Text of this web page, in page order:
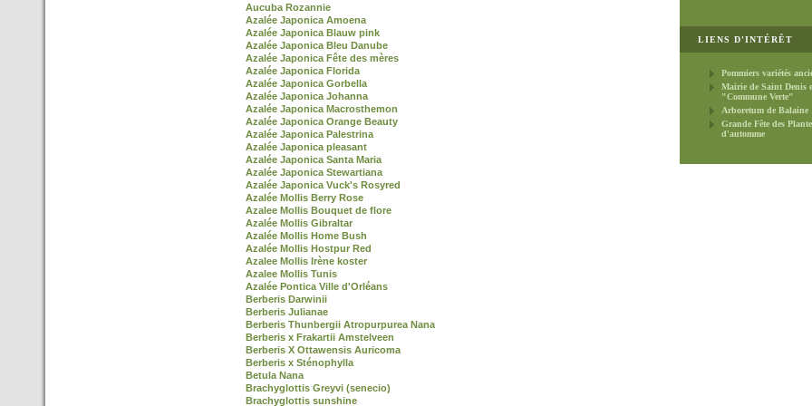
Aucuba Rozannie
Azalée Japonica Amoena
Azalée Japonica Blauw pink
Azalée Japonica Bleu Danube
Azalée Japonica Fête des mères
Azalée Japonica Florida
Azalée Japonica Gorbella
Azalée Japonica Johanna
Azalée Japonica Macrosthemon
Azalée Japonica Orange Beauty
Azalée Japonica Palestrina
Azalée Japonica pleasant
Azalée Japonica Santa Maria
Azalée Japonica Stewartiana
Azalée Japonica Vuck's Rosyred
Azalée Mollis Berry Rose
Azalee Mollis Bouquet de flore
Azalée Mollis Gibraltar
Azalée Mollis Home Bush
Azalée Mollis Hostpur Red
Azalee Mollis Irène koster
Azalee Mollis Tunis
Azalée Pontica Ville d'Orléans
Berberis Darwinii
Berberis Julianae
Berberis Thunbergii Atropurpurea Nana
Berberis x Frakartii Amstelveen
Berberis X Ottawensis Auricoma
Berberis x Sténophylla
Betula Nana
Brachyglottis Greyvi (senecio)
Brachyglottis sunshine
LIENS D'INTÉRÊT
Pommiers variétés
Mairie de Saint Denis
"Commune Verte"
Arboretum de Balaine
Grande Fête des
d'automme